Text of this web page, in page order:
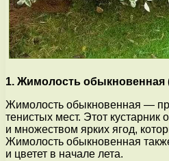
1. Жимолость обыкновенная
Жимолость обыкновенная —
тенистых мест. Этот
и множеством ярких ягод,
Жимолость обыкновенная
и цветет в начале лета.